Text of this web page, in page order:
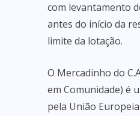
com levantamento
antes do início da
limite da lotação.
O Mercadinho do
em Comunidade) é
pela União